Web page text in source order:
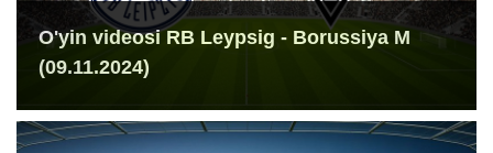
O'yin videosi RB Leypsig - Borussiya M
(09.11.2024)